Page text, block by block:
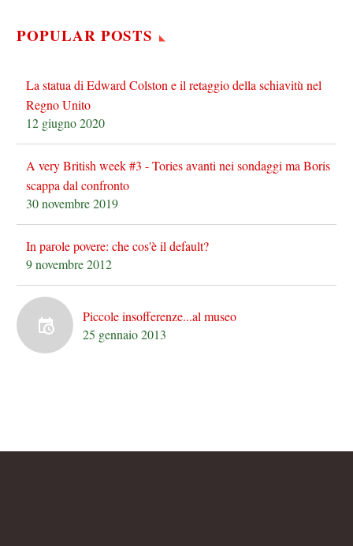
POPULAR POSTS
La statua di Edward Colston e il retaggio della schiavitù nel
Regno Unito
12 giugno 2020
A very British week #3 - Tories avanti nei sondaggi ma Boris
scappa dal confronto
30 novembre 2019
In parole povere: che cos'è il default?
9 novembre 2012
Piccole insofferenze...al museo
25 gennaio 2013